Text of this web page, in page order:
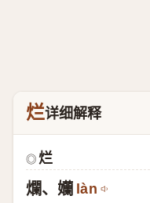
烂详细解释
◎ 烂
爛、孏 làn